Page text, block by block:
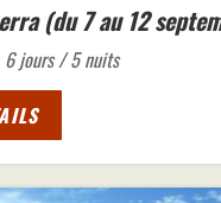
(du 7 au 12
6 jours / 5 nuits